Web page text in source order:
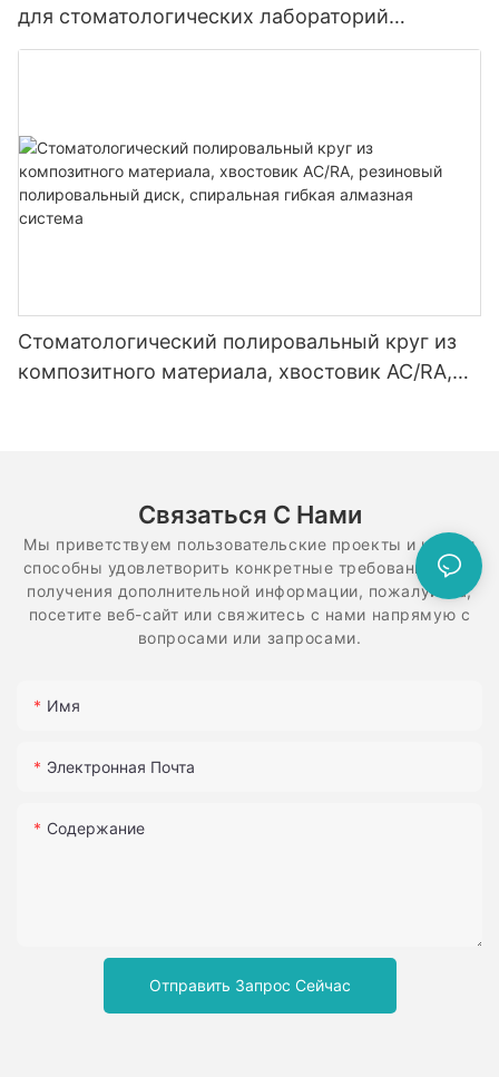
для стоматологических лабораторий
стоматологическое гранильное оборудование
Стоматологический полировальный круг из
композитного материала, хвостовик AC/RA,
Связаться С Нами
Мы приветствуем пользовательские проекты и идеи и
способны удовлетворить конкретные требования. Для
получения дополнительной информации, пожалуйста,
посетите веб-сайт или свяжитесь с нами напрямую с
вопросами или запросами.
Имя
Электронная Почта
Содержание
Отправить Запрос Сейчас